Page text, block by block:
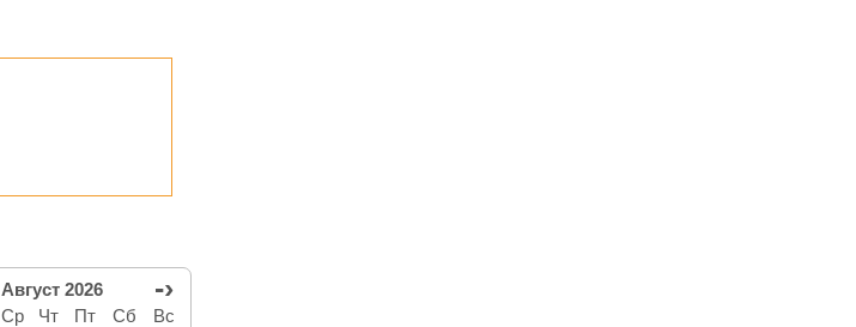
Август 2026 -›
Ср Чт Пт Сб
Вс